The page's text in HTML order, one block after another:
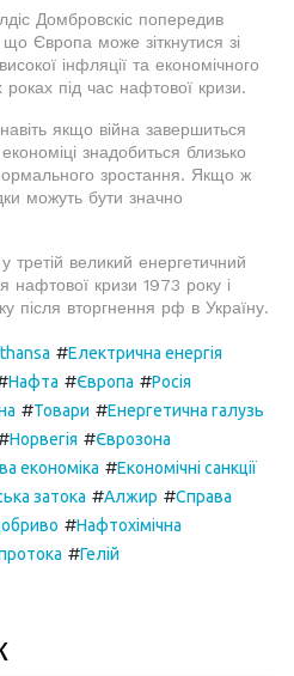
Домбровскіс попередив
що Європа може зіткнутися зі
інфляції та економічного
під час нафтової кризи.
якщо війна завершиться
знадобиться близько
зростання. Якщо ж
можуть бути значно
третій великий енергетичний
нафтової кризи 1973 року і
після вторгнення рф в Україну.
#Електрична енергія
Нафта #Європа #Росія
#Товари #Енергетична галузь
Норвегія #Єврозона
економіка #Економічні санкції
затока #Алжир #Справа
#Нафтохімічна
#Гелій